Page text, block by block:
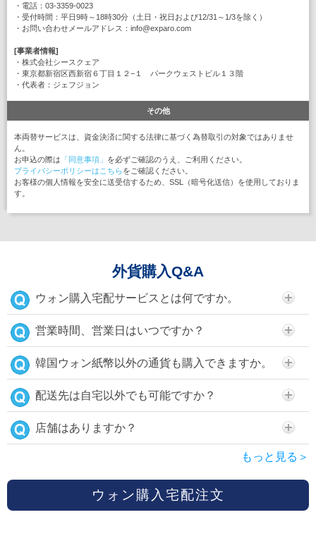
・電話：03-3359-0023
・受付時間：平日9時～18時30分（土日・祝日および12/31～1/3を除く）
・お問い合わせメールアドレス：info@exparo.com
[事業者情報]
・株式会社シースクェア
・東京都新宿区西新宿６丁目１２−１ パークウェストビル１３階
・代表者：ジェフジョン
その他
本両替サービスは、資金決済に関する法律に基づく為替取引の対象ではありませ
ん。
お申込の際は 「同意事項」 を必ずご確認のうえ、ご利用ください。
プライバシーポリシーはこちらをご確認ください。
お客様の個人情報を安全に送受信するため、SSL（暗号化送信）を使用しておりま
す。
外貨購入Q&A
ウォン購入宅配サービスとは何ですか。
営業時間、営業日はいつですか？
韓国ウォン紙幣以外の通貨も購入できますか。
配送先は自宅以外でも可能ですか？
店舗はありますか？
もっと見る＞
ウォン購入宅配注文